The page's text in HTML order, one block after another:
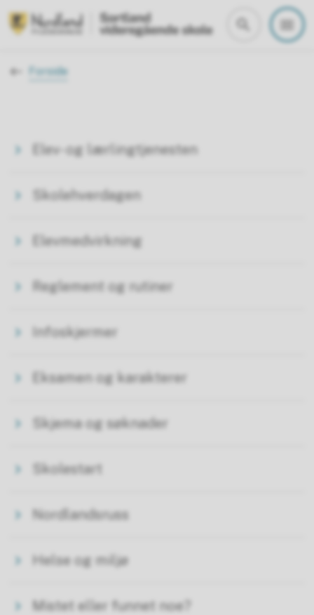
Du er her:
Forside
Elev- og lærlingtjenesten
Skolehverdagen
Elevmedvirkning
Reglement og rutiner
Infoskjermer
Eksamen og karakterer
Skjema og søknader
Skolestart
Nordlandsruss
Helse og miljø
Mistet eller funnet noe?